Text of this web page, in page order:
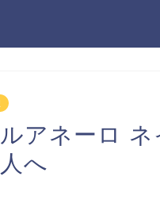
アネーロ
へ